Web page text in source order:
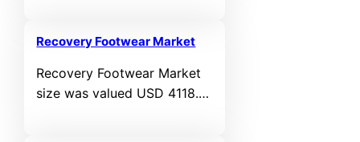
36,247.34 million by 2032,
during the forecast period.
Recovery Footwear Market
Recovery Footwear Market
size was valued USD 4118.6